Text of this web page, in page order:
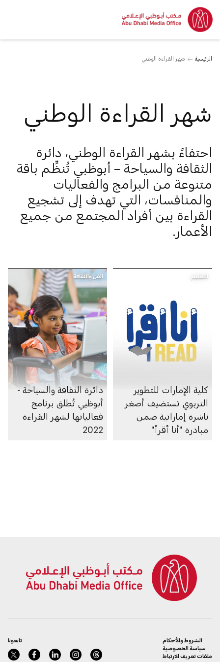
الرئيسية شهر القراءة الوطني
شهر القراءة الوطني
احتفاءً بشهر القراءة الوطني، دائرة
الثقافة والسياحة – أبوظبي تُنظِّم باقة
متنوعة من البرامج والفعاليات
والمنافسات، التي تهدف إلى تشجيع
القراءة بين أفراد المجتمع من جميع
الأعمار.
التعليم
كلية الإمارات للتطوير
التربوي تستضيف أصغر
ناشرة إماراتية ضمن
مبادرة "أنا أقرأ"
الفن والثقافة
دائرة الثقافة والسياحة -
أبوظبي تُطلق برنامج
فعالياتها لشهر القراءة
2022
تابعونا
الشروط والأحكام
سياسة الخصوصية
ملفات تعريف الارتباط